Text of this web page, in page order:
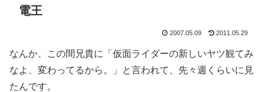
電王
2007.05.09 2011.05.29
なんか、この間兄貴に「仮面ライダーの新しいヤツ観てみ
なよ、変わってるから。」と言われて、先々週くらいに見
たんです。